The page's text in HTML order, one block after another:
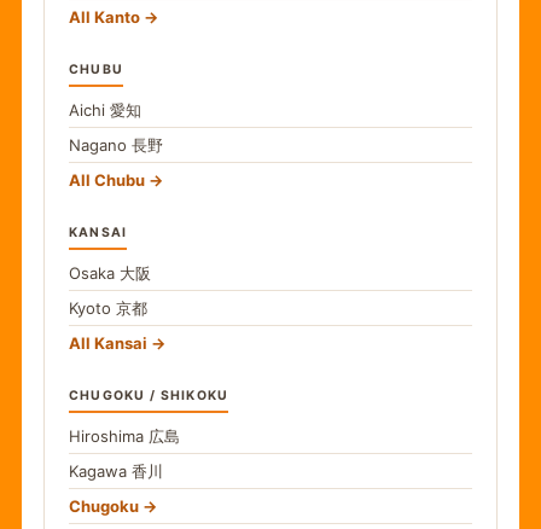
All Kanto
CHUBU
Aichi 愛知
Nagano 長野
All Chubu
KANSAI
Osaka 大阪
Kyoto 京都
All Kansai
CHUGOKU / SHIKOKU
Hiroshima 広島
Kagawa 香川
Chugoku